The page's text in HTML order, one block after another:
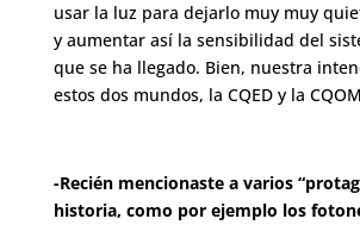
usar la luz para dejarlo muy muy
y aumentar así la sensibilidad del
que se ha llegado. Bien, nuestra
estos dos mundos, la CQED y la
-Recién mencionaste a varios
historia, como por ejemplo los